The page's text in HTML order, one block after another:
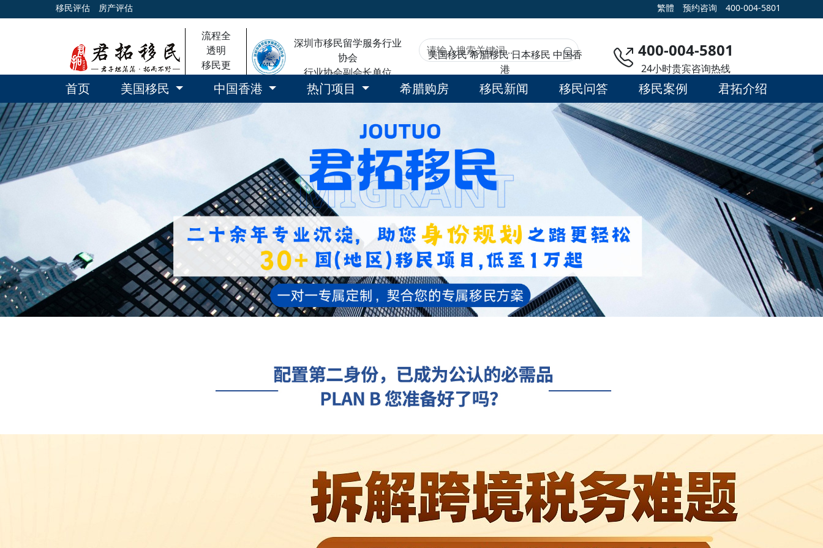
移民评估 房产评估 繁體 预约咨询 400-004-5801
流程全
透明
移民更
放心
深圳市移民留学服务行业
协会
行业协会副会长单位
美国移民希腊移民日本移民 中国香
港
400-004-5801
24小时贵宾咨询热线
首页 美国移民 中国香港 热门项目 希腊购房 移民新闻 移民问答 移民案例 君拓介绍